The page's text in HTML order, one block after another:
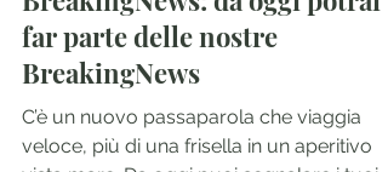
BreakingNews: da oggi potrai
far parte delle nostre
BreakingNews
C’è un nuovo passaparola che viaggia